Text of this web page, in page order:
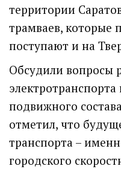
территории
трамваев, которые
поступают и на
Обсудили вопросы
подвижного
отметил, что
транспорта –
городского